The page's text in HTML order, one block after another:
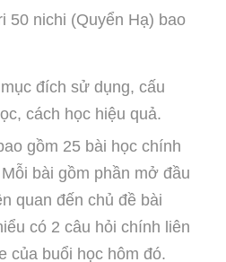
50 nichi (Quyển Hạ) bao
mục đích sử dụng, cấu
cách học hiệu quả.
gồm 25 bài học chính
bài gồm phần mở đầu
quan đến chủ đề bài
có 2 câu hỏi chính liên
của buổi học hôm đó.